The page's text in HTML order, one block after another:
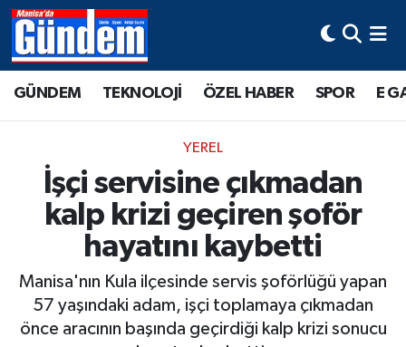
GÜNDEM TEKNOLOJİ ÖZEL HABER SPOR E
YEREL
İşçi servisine çıkmadan
kalp krizi geçiren şoför
hayatını kaybetti
Manisa'nın Kula ilçesinde servis şoförlüğü yapan
57 yaşındaki adam, işçi toplamaya çıkmadan
önce aracının başında geçirdiği kalp krizi sonucu
Manisa Hava Durumu
Süper Lig Puan Durumu ve Fikstür
Tüm Manşetler
Son Dakika Haberleri
Haber Arşivi